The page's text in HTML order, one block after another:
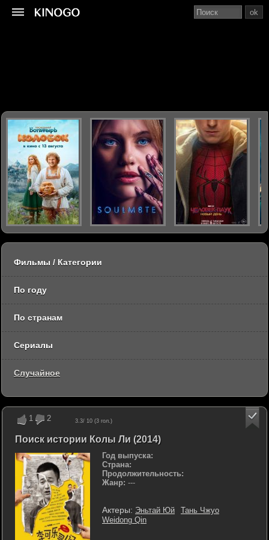
1 2 3.3/ 10 (3 гол.)
Поиск истории Колы Ли (2014)
Год выпуска:
Страна:
Продолжительность:
Жанр: ---
Актеры: Эньтай Юй
Тань Чжуо
Weidong Qin
ok
Фильмы / Категории
По году
По странам
Сериалы
Случайное